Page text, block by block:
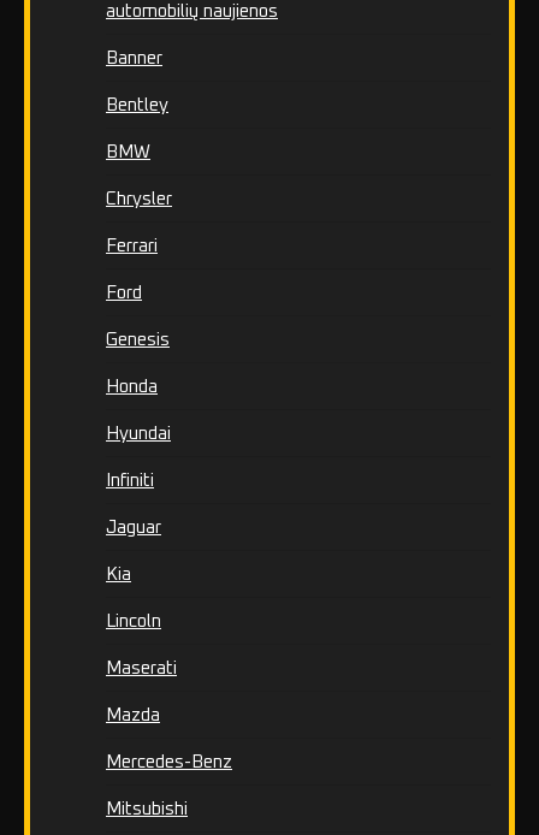
automobilių naujienos
Banner
Bentley
BMW
Chrysler
Ferrari
Ford
Genesis
Honda
Hyundai
Infiniti
Jaguar
Kia
Lincoln
Maserati
Mazda
Mercedes-Benz
Mitsubishi